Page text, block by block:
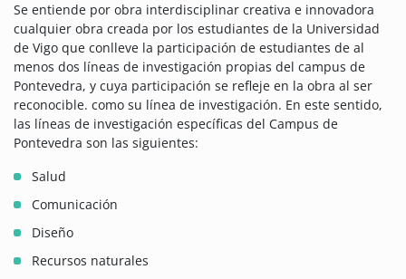
Se entiende por obra interdisciplinar creativa e innovadora
cualquier obra creada por los estudiantes de la Universidad
de Vigo que conlleve la participación de estudiantes de al
menos dos líneas de investigación propias del campus de
Pontevedra, y cuya participación se refleje en la obra al ser
reconocible. como su línea de investigación. En este sentido,
las líneas de investigación específicas del Campus de
Pontevedra son las siguientes:
Salud
Comunicación
Diseño
Recursos naturales